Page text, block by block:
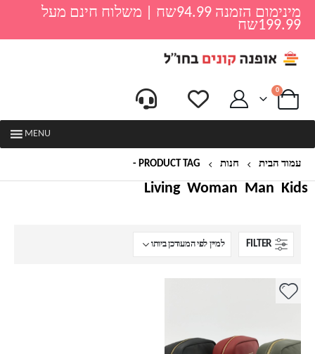
מינימום הזמנה 94.99שח | משלוח חינם מעל
199.99שח
0
MENU
עמוד הבית חנות PRODUCT TAG -
Kids
Man
Woman
Living
FILTER
למוצר
סוגים.